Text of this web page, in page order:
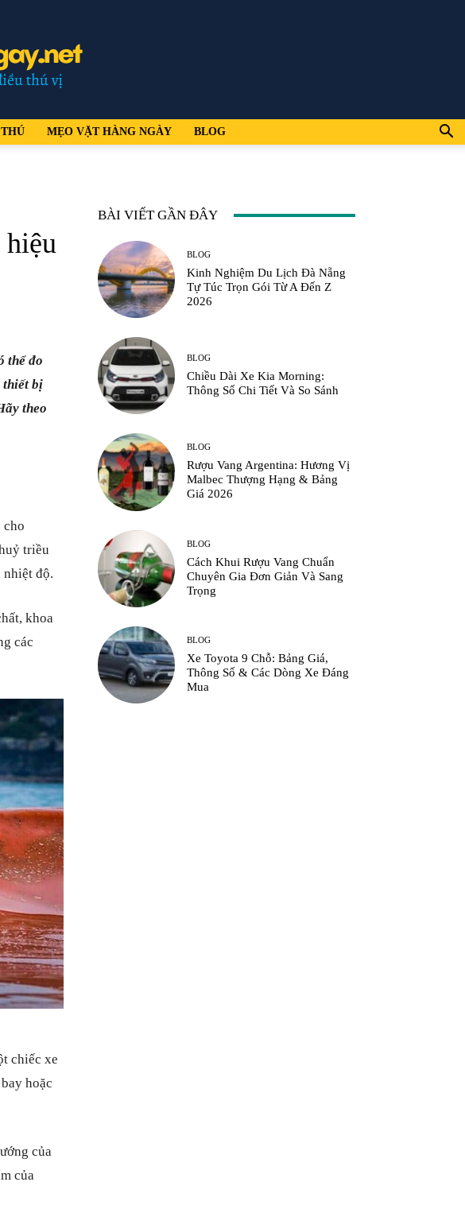
MẸO VẶT HÀNG NGÀY BLOG
hiệu
thể đo
thiết bị
theo
cho
triều
nhiệt độ.
khoa
các
chiếc xe
hoặc
của
của
BÀI VIẾT GẦN ĐÂY
BLOG
Kinh Nghiệm Du Lịch Đà Nẵng
Tự Túc Trọn Gói Từ A Đến Z
2026
BLOG
Chiều Dài Xe Kia Morning:
Thông Số Chi Tiết Và So Sánh
BLOG
Rượu Vang Argentina: Hương Vị
Malbec Thượng Hạng & Bảng
Giá 2026
BLOG
Cách Khui Rượu Vang Chuẩn
Chuyên Gia Đơn Giản Và Sang
Trọng
BLOG
Xe Toyota 9 Chỗ: Bảng Giá,
Thông Số & Các Dòng Xe Đáng
Mua